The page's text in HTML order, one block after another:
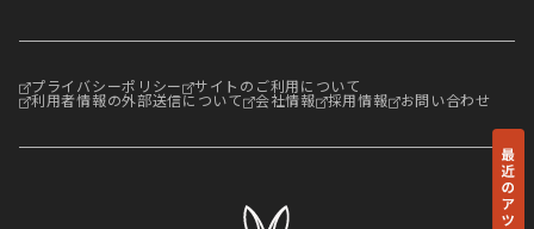
プライバシーポリシー サイトのご利用について
利用者情報の外部送信について 会社情報 採用情報 お問い合わせ